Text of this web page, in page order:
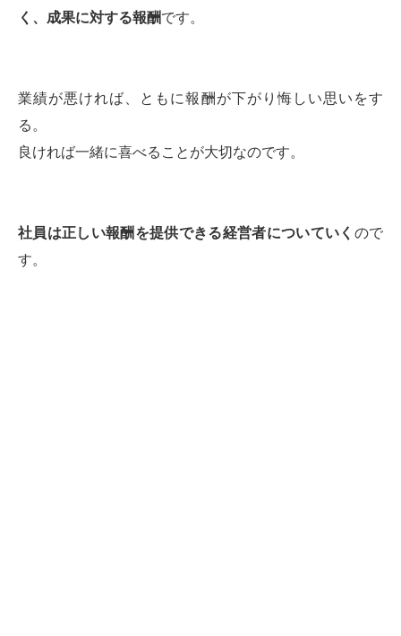
く、成果に対する報酬です。
業績が悪ければ、ともに報酬が下がり悔しい思いをす
る。
良ければ一緒に喜べることが大切なのです。
社員は正しい報酬を提供できる経営者についていく ので
す。